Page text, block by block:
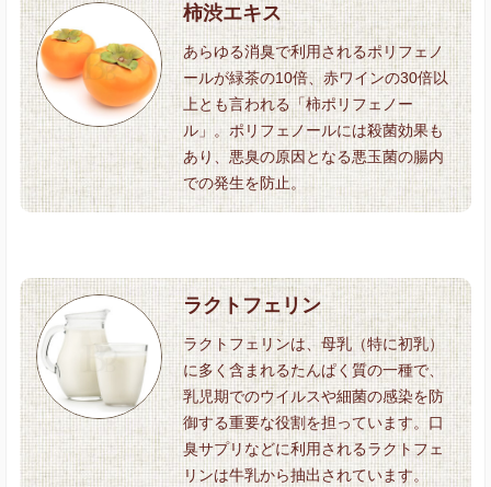
柿渋エキス
あらゆる消臭で利用されるポリフェノ
ールが緑茶の10倍、赤ワインの30倍以
上とも言われる「柿ポリフェノー
ル」。ポリフェノールには殺菌効果も
あり、悪臭の原因となる悪玉菌の腸内
での発生を防止。
ラクトフェリン
ラクトフェリンは、母乳（特に初乳）
に多く含まれるたんぱく質の一種で、
乳児期でのウイルスや細菌の感染を防
御する重要な役割を担っています。口
臭サプリなどに利用されるラクトフェ
リンは牛乳から抽出されています。